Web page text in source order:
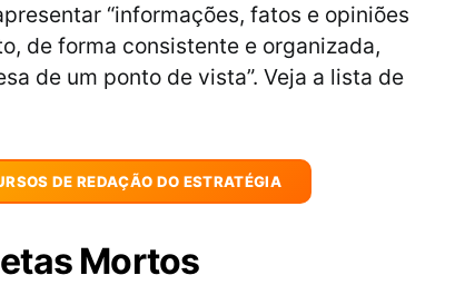
“informações, fatos e opiniões
de forma consistente e organizada,
de um ponto de vista”. Veja a lista de
DE REDAÇÃO DO ESTRATÉGIA
Mortos